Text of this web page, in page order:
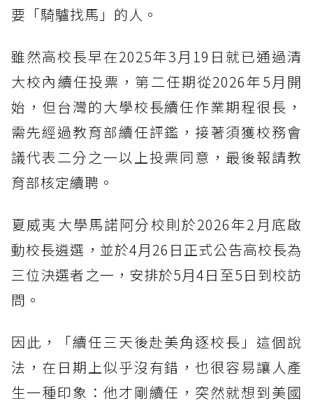
要「騎驢找馬」的人。
雖然高校長早在2025年3月19日就已通過清
大校內續任投票，第二任期從2026年5月開
始，但台灣的大學校長續任作業期程很長，
需先經過教育部續任評鑑，接著須獲校務會
議代表二分之一以上投票同意，最後報請教
育部核定續聘。
夏威夷大學馬諾阿分校則於2026年2月底啟
動校長遴選，並於4月26日正式公告高校長為
三位決選者之一，安排於5月4日至5日到校訪
問。
因此，「續任三天後赴美角逐校長」這個說
法，在日期上似乎沒有錯，也很容易讓人產
生一種印象：他才剛續任，突然就想到美國